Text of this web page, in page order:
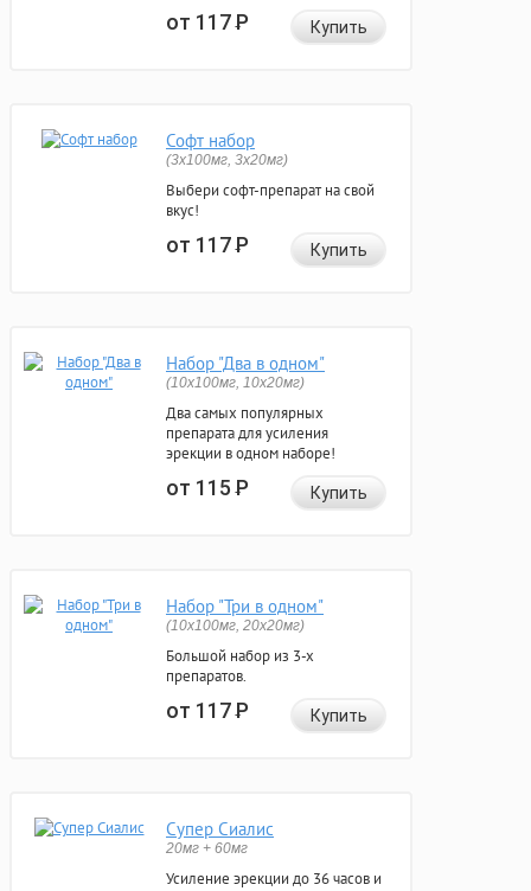
от 117Р Купить
Софт набор
(3x100мг, 3x20мг)
Выбери софт-препарат на свой
вкус!
от 117Р Купить
Набор "Два в одном"
(10x100мг, 10x20мг)
Два самых популярных
препарата для усиления
эрекции в одном наборе!
от 115Р Купить
Набор "Три в одном"
(10x100мг, 20x20мг)
Большой набор из 3-х
препаратов.
от 117Р Купить
Супер Сиалис
20мг + 60мг
Усиление эрекции до 36 часов и